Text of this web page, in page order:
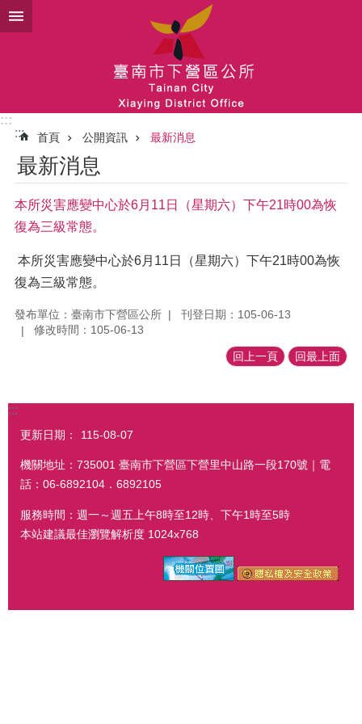
跳到主要內容區塊
:::
:::
首頁 公開資訊 最新消息
最新消息
本所災害應變中心於6月11日（星期六）下午21時00為恢
復為三級常態。
本所災害應變中心於6月11日（星期六）下午21時00為恢
復為三級常態。
發布單位：臺南市下營區公所
刊登日期：105-06-13
修改時間：105-06-13
回上一頁 回最上面
:::
更新日期： 115-08-07
機關地址：735001 臺南市下營區下營里中山路一段170號｜電
話：06-6892104．6892105
服務時間：週一～週五上午8時至12時、下午1時至5時
本站建議最佳瀏覽解析度 1024x768